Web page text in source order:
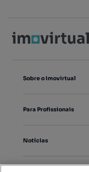
Sobre o Imovirtual
Para Profissionais
Notícias